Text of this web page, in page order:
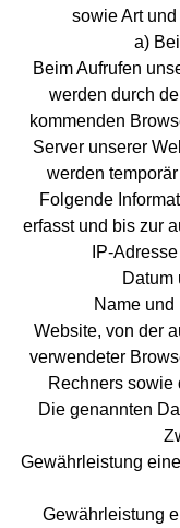
sowie Art
a)
Beim Aufrufen
werden durch
kommenden
Server unserer
werden
Folgende
erfasst und bis zur
IP-
Datum
Name und
Website, von der
verwendeter
Rechners sowie
Die genannten
Gewährleistung
Gewährleistung